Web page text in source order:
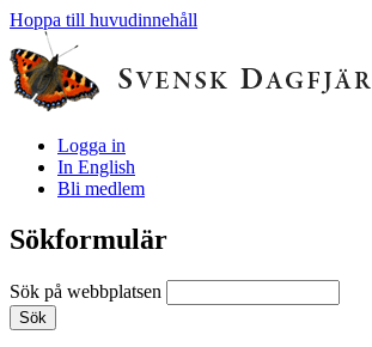
Hoppa till huvudinnehåll
Logga in
In English
Bli medlem
Sökformulär
Sök på webbplatsen